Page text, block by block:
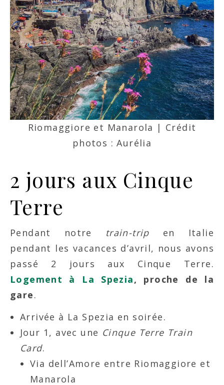
Riomaggiore et Manarola | Crédit
photos : Aurélia
2 jours aux Cinque
Terre
Pendant notre train-trip en Italie
pendant les vacances d’avril, nous avons
passé 2 jours aux Cinque Terre.
Logement à La Spezia, proche de la
gare.
Arrivée à La Spezia en soirée.
Jour 1, avec une Cinque Terre Train
Card.
Via dell’Amore entre Riomaggiore et
Manarola